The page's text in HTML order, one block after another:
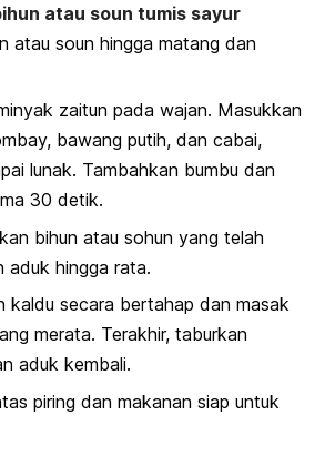
atau soun tumis sayur
atau soun hingga matang dan
zaitun pada wajan. Masukkan
bawang putih, dan cabai,
lunak. Tambahkan bumbu dan
30 detik.
bihun atau sohun yang telah
aduk hingga rata.
kaldu secara bertahap dan masak
merata. Terakhir, taburkan
aduk kembali.
piring dan makanan siap untuk